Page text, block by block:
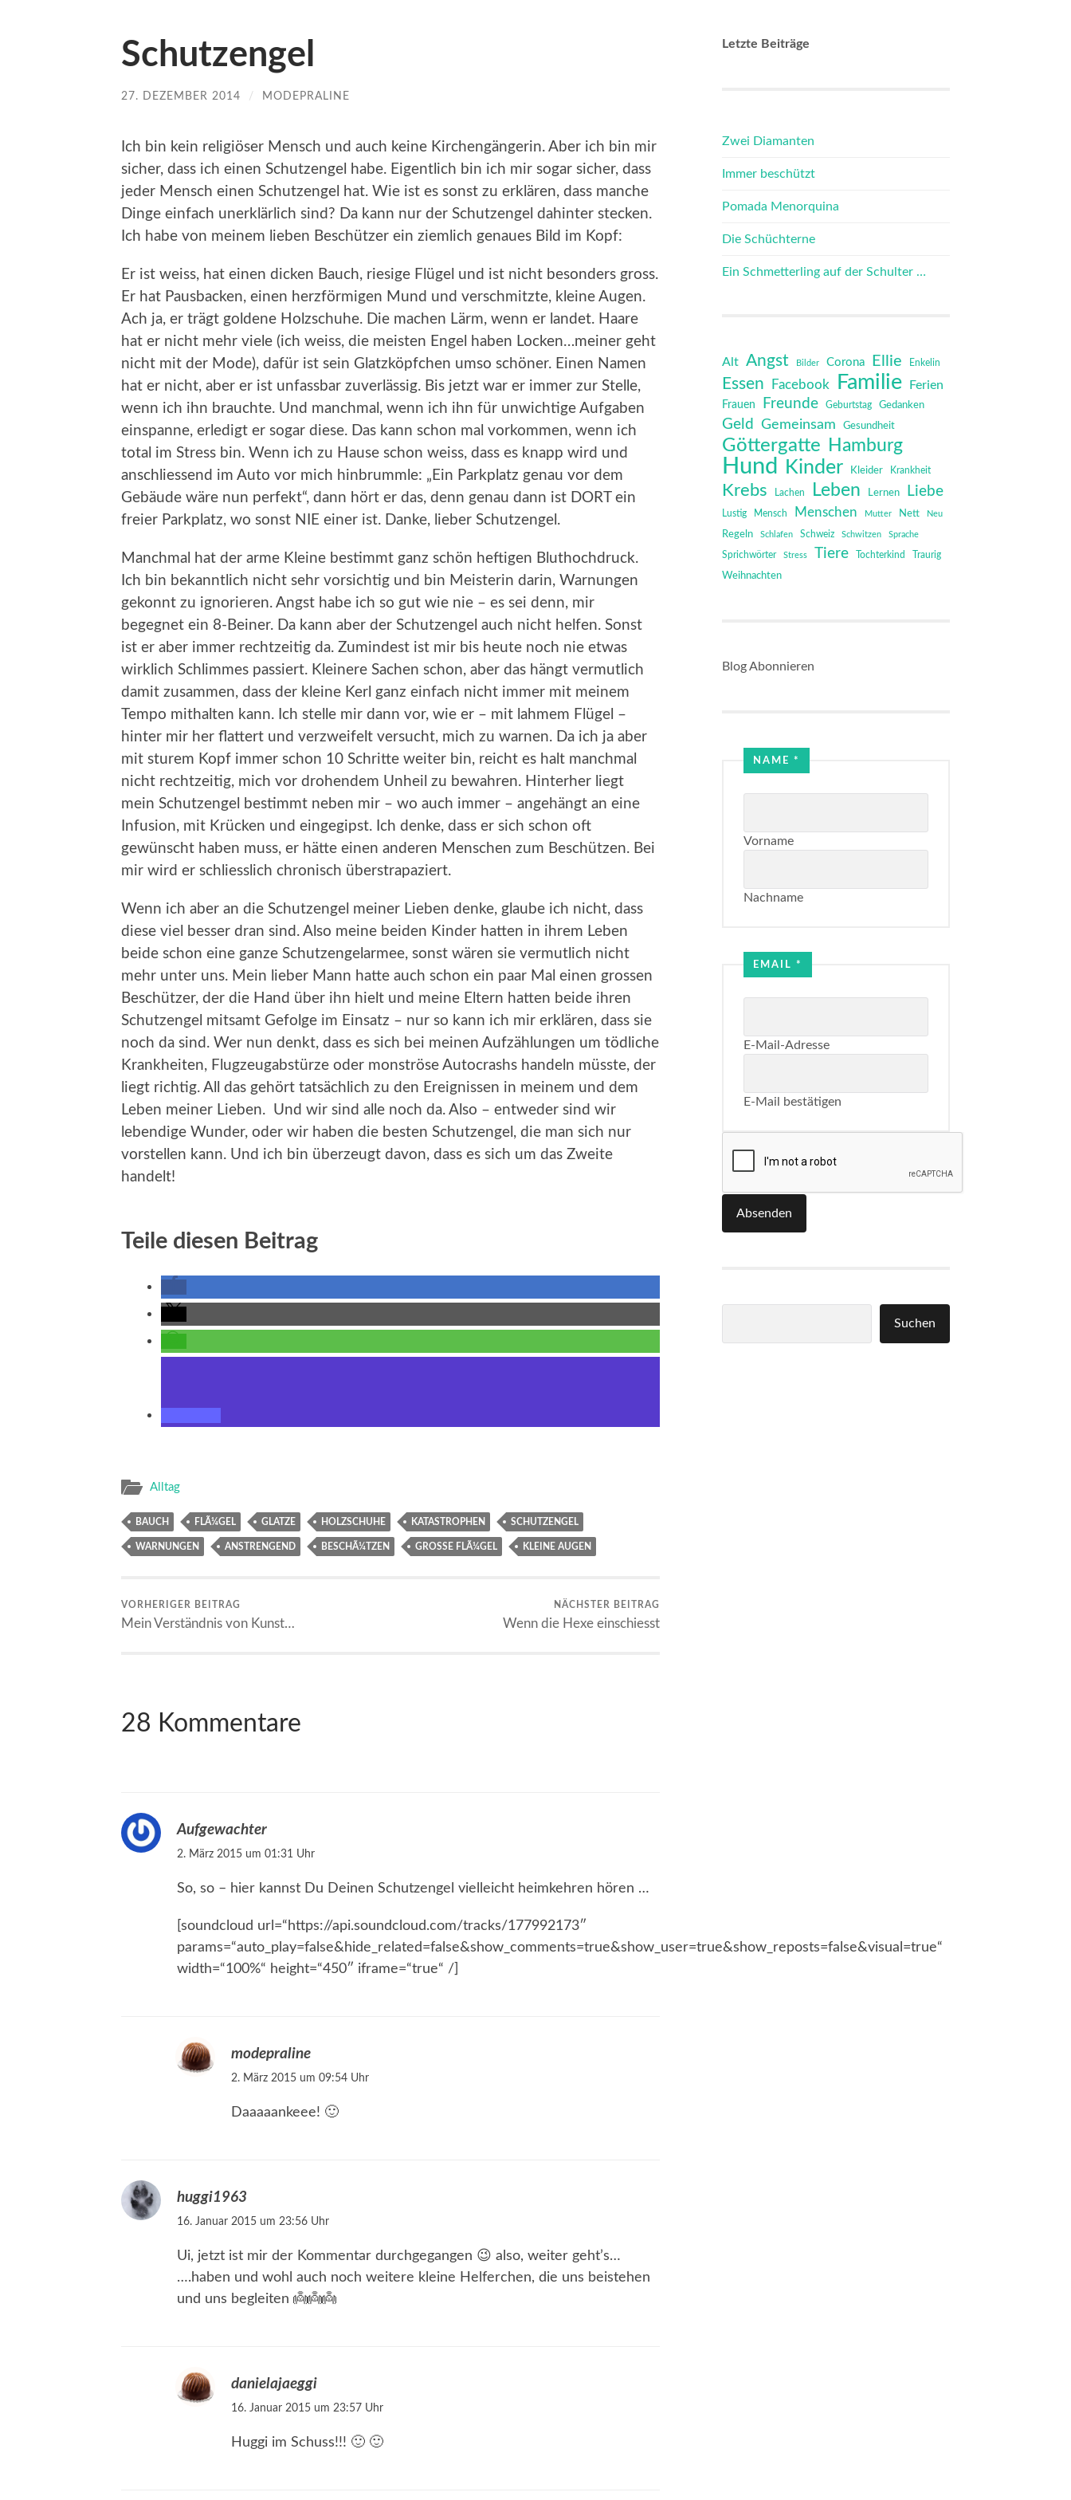
Schutzengel
27. DEZEMBER 2014 / MODEPRALINE
Ich bin kein religiöser Mensch und auch keine Kirchengängerin. Aber ich bin mir
sicher, dass ich einen Schutzengel habe. Eigentlich bin ich mir sogar sicher, dass
jeder Mensch einen Schutzengel hat. Wie ist es sonst zu erklären, dass manche
Dinge einfach unerklärlich sind? Da kann nur der Schutzengel dahinter stecken.
Ich habe von meinem lieben Beschützer ein ziemlich genaues Bild im Kopf:
Er ist weiss, hat einen dicken Bauch, riesige Flügel und ist nicht besonders gross.
Er hat Pausbacken, einen herzförmigen Mund und verschmitzte, kleine Augen.
Ach ja, er trägt goldene Holzschuhe. Die machen Lärm, wenn er landet. Haare
hat er nicht mehr viele (ich weiss, die meisten Engel haben Locken…meiner geht
nicht mit der Mode), dafür ist sein Glatzköpfchen umso schöner. Einen Namen
hat er nicht, aber er ist unfassbar zuverlässig. Bis jetzt war er immer zur Stelle,
wenn ich ihn brauchte. Und manchmal, wenn ich ihn für unwichtige Aufgaben
einspanne, erledigt er sogar diese. Das kann schon mal vorkommen, wenn ich
total im Stress bin. Wenn ich zu Hause schon weiss, dass es knapp wird und
anschliessend im Auto vor mich hinbrummle: „Ein Parkplatz genau vor dem
Gebäude wäre nun perfekt“, dann hört er das, denn genau dann ist DORT ein
freier Parkplatz, wo sonst NIE einer ist. Danke, lieber Schutzengel.
Manchmal hat der arme Kleine bestimmt ganz schön heftigen Bluthochdruck.
Ich bin bekanntlich nicht sehr vorsichtig und bin Meisterin darin, Warnungen
gekonnt zu ignorieren. Angst habe ich so gut wie nie – es sei denn, mir
begegnet ein 8-Beiner. Da kann aber der Schutzengel auch nicht helfen. Sonst
ist er aber immer rechtzeitig da. Zumindest ist mir bis heute noch nie etwas
wirklich Schlimmes passiert. Kleinere Sachen schon, aber das hängt vermutlich
damit zusammen, dass der kleine Kerl ganz einfach nicht immer mit meinem
Tempo mithalten kann. Ich stelle mir dann vor, wie er – mit lahmem Flügel –
hinter mir her flattert und verzweifelt versucht, mich zu warnen. Da ich ja aber
mit sturem Kopf immer schon 10 Schritte weiter bin, reicht es halt manchmal
nicht rechtzeitig, mich vor drohendem Unheil zu bewahren. Hinterher liegt
mein Schutzengel bestimmt neben mir – wo auch immer – angehängt an eine
Infusion, mit Krücken und eingegipst. Ich denke, dass er sich schon oft
gewünscht haben muss, er hätte einen anderen Menschen zum Beschützen. Bei
mir wird er schliesslich chronisch überstrapaziert.
Wenn ich aber an die Schutzengel meiner Lieben denke, glaube ich nicht, dass
diese viel besser dran sind. Also meine beiden Kinder hatten in ihrem Leben
beide schon eine ganze Schutzengelarmee, sonst wären sie vermutlich nicht
mehr unter uns. Mein lieber Mann hatte auch schon ein paar Mal einen grossen
Beschützer, der die Hand über ihn hielt und meine Eltern hatten beide ihren
Schutzengel mitsamt Gefolge im Einsatz – nur so kann ich mir erklären, dass sie
noch da sind. Wer nun denkt, dass es sich bei meinen Aufzählungen um tödliche
Krankheiten, Flugzeugabstürze oder monströse Autocrashs handeln müsste, der
liegt richtig. All das gehört tatsächlich zu den Ereignissen in meinem und dem
Leben meiner Lieben. Und wir sind alle noch da. Also – entweder sind wir
lebendige Wunder, oder wir haben die besten Schutzengel, die man sich nur
vorstellen kann. Und ich bin überzeugt davon, dass es sich um das Zweite
handelt!
Teile diesen Beitrag
Alltag
BAUCH FLÃ¼GEL GLATZE HOLZSCHUHE KATASTROPHEN SCHUTZENGEL
WARNUNGEN ANSTRENGEND BESCHÃ¼TZEN GROSSE FLÃ¼GEL KLEINE AUGEN
VORHERIGER BEITRAG
Mein Verständnis von Kunst…
NÄCHSTER BEITRAG
Wenn die Hexe einschiesst
28 Kommentare
Aufgewachter
2. März 2015 um 01:31 Uhr
So, so – hier kannst Du Deinen Schutzengel vielleicht heimkehren hören …
[soundcloud url=“https://api.soundcloud.com/tracks/177992173″
params=“auto_play=false&hide_related=false&show_comments=true&show_user=true&show_reposts=false&visual=true“
width=“100%“ height=“450″ iframe=“true“ /]
modepraline
2. März 2015 um 09:54 Uhr
Daaaaankeee! 🙂
huggi1963
16. Januar 2015 um 23:56 Uhr
Ui, jetzt ist mir der Kommentar durchgegangen 😉 also, weiter geht’s…
….haben und wohl auch noch weitere kleine Helferchen, die uns beistehen
und uns begleiten 👼👼👼
danielajaeggi
16. Januar 2015 um 23:57 Uhr
Huggi im Schuss!!! 🙂 🙂
Letzte Beiträge
Zwei Diamanten
Immer beschützt
Pomada Menorquina
Die Schüchterne
Ein Schmetterling auf der Schulter …
Alt Angst Bilder Corona Ellie Enkelin
Essen Facebook Familie Ferien
Frauen Freunde Geburtstag Gedanken
Geld Gemeinsam Gesundheit
Göttergatte Hamburg
Hund Kinder Kleider Krankheit
Krebs Lachen Leben Lernen Liebe
Lustig Mensch Menschen Mutter Nett Neu
Regeln Schlafen Schweiz Schwitzen Sprache
Sprichwörter Stress Tiere Tochterkind Traurig
Weihnachten
Blog Abonnieren
NAME *
Vorname
Nachname
Email
EMAIL *
E-Mail-Adresse
E-Mail bestätigen
Absenden
Suchen